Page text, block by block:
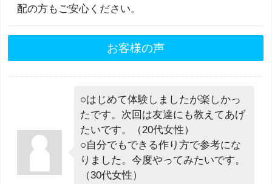
配の方もご安心ください。
お客様の声
○はじめて体験しましたが楽しかっ
たです。次回は友達にも教えてあげ
たいです。（20代女性）
○自分でもできる作り方で参考にな
りました。今度やってみたいです。
（30代女性）